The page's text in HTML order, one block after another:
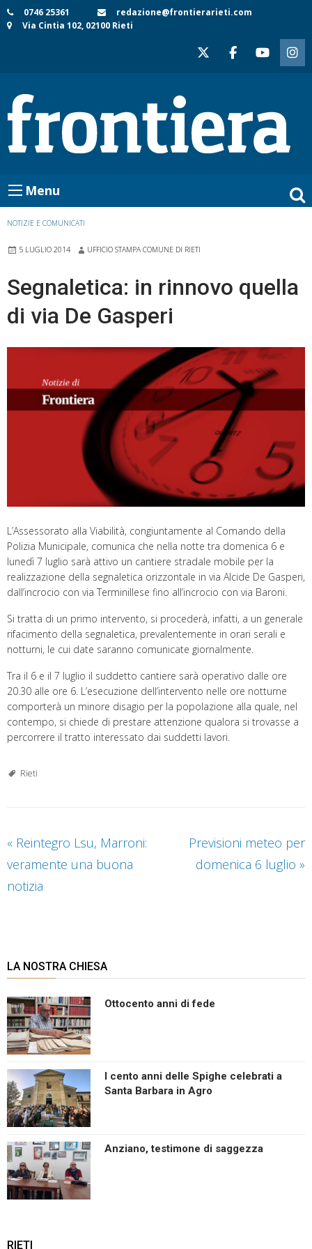
Skip
to
0746 25361
redazione@frontierarieti.com
Via Cintia 102, 02100 Rieti
Menu
NOTIZIE E COMUNICATI
5 LUGLIO 2014 UFFICIO STAMPA COMUNE DI RIETI
Segnaletica: in rinnovo quella
di via De Gasperi
L’Assessorato alla Viabilità, congiuntamente al Comando della
Polizia Municipale, comunica che nella notte tra domenica 6 e
lunedì 7 luglio sarà attivo un cantiere stradale mobile per la
realizzazione della segnaletica orizzontale in via Alcide De Gasperi,
dall’incrocio con via Terminillese fino all’incrocio con via Baroni.
Si tratta di un primo intervento, si procederà, infatti, a un generale
rifacimento della segnaletica, prevalentemente in orari serali e
notturni, le cui date saranno comunicate giornalmente.
Tra il 6 e il 7 luglio il suddetto cantiere sarà operativo dalle ore
20.30 alle ore 6. L’esecuzione dell’intervento nelle ore notturne
comporterà un minore disagio per la popolazione alla quale, nel
contempo, si chiede di prestare attenzione qualora si trovasse a
percorrere il tratto interessato dai suddetti lavori.
Rieti
« Reintegro Lsu, Marroni:
veramente una buona
notizia
Previsioni meteo per
domenica 6 luglio »
LA NOSTRA CHIESA
Ottocento anni di fede
I cento anni delle Spighe celebrati a
Santa Barbara in Agro
Anziano, testimone di saggezza
RIETI